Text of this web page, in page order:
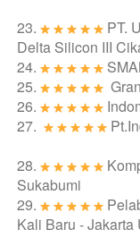
23.
PT.
Delta Silicon III
24.
25.
26.
27.
28.
Sukabumi
29.
Kali Baru - Jakarta